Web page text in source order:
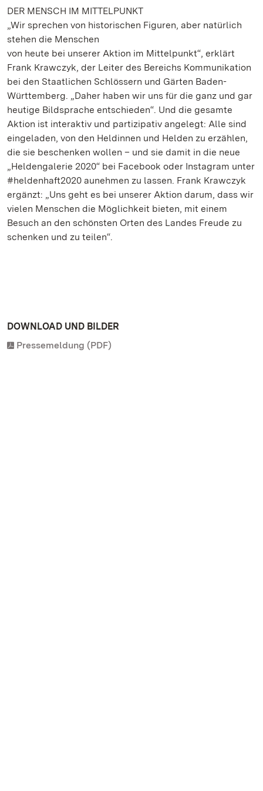
DER MENSCH IM MITTELPUNKT
„Wir sprechen von historischen Figuren, aber natürlich
stehen die Menschen
von heute bei unserer Aktion im Mittelpunkt“, erklärt
Frank Krawczyk, der Leiter des Bereichs Kommunikation
bei den Staatlichen Schlössern und Gärten Baden-
Württemberg. „Daher haben wir uns für die ganz und gar
heutige Bildsprache entschieden“. Und die gesamte
Aktion ist interaktiv und partizipativ angelegt: Alle sind
eingeladen, von den Heldinnen und Helden zu erzählen,
die sie beschenken wollen – und sie damit in die neue
„Heldengalerie 2020“ bei Facebook oder Instagram unter
#heldenhaft2020 aunehmen zu lassen. Frank Krawczyk
ergänzt: „Uns geht es bei unserer Aktion darum, dass wir
vielen Menschen die Möglichkeit bieten, mit einem
Besuch an den schönsten Orten des Landes Freude zu
schenken und zu teilen“.
DOWNLOAD UND BILDER
Pressemeldung (PDF)